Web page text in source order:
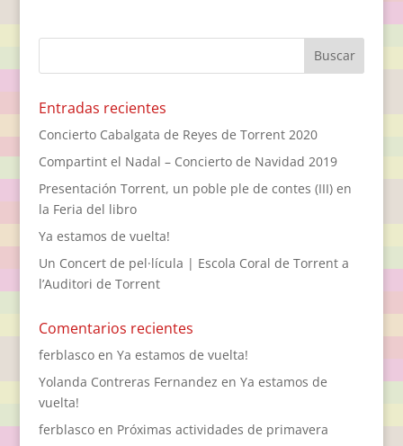
Entradas recientes
Concierto Cabalgata de Reyes de Torrent 2020
Compartint el Nadal – Concierto de Navidad 2019
Presentación Torrent, un poble ple de contes (III) en
la Feria del libro
Ya estamos de vuelta!
Un Concert de pel·lícula | Escola Coral de Torrent a
l’Auditori de Torrent
Comentarios recientes
ferblascoen Ya estamos de vuelta!
Yolanda Contreras Fernandez en Ya estamos de
vuelta!
ferblascoen Próximas actividades de primavera